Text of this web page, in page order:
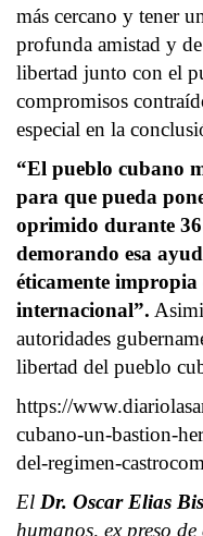
más cercano y tener
profunda amistad y
libertad junto con el
compromisos
especial en la
“El pueblo cubano
para que pueda
oprimido durante
demorando esa
éticamente
internacional”.
autoridades
libertad del pueblo
https://
cubano-un-bastion-
del-regimen-
El Dr. Oscar Elias
humanos, ex preso